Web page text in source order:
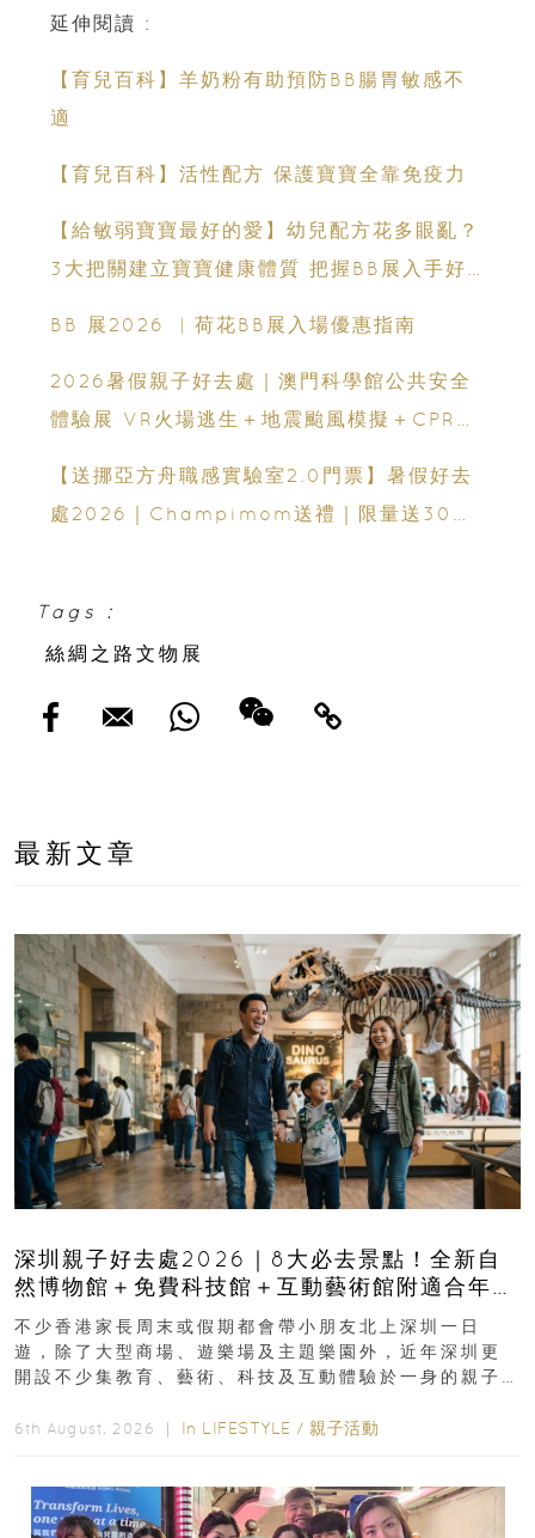
延伸閱讀 :
【育兒百科】羊奶粉有助預防BB腸胃敏感不
適
【育兒百科】活性配方 保護寶寶全靠免疫力
【給敏弱寶寶最好的愛】幼兒配方花多眼亂？
3大把關建立寶寶健康體質 把握BB展入手好
BB 展2026 ︳荷花BB展入場優惠指南
2026暑假親子好去處｜澳門科學館公共安全
體驗展 VR火場逃生＋地震颱風模擬＋CPR急
【送挪亞方舟職感實驗室2.0門票】暑假好去
處2026｜Champimom送禮｜限量送30套
Tags :
絲綢之路文物展
最新文章
深圳親子好去處2026｜8大必去景點！全新自
然博物館＋免費科技館＋互動藝術館附適合年
齡、交通、門票、開放時間
不少香港家長周末或假期都會帶小朋友北上深圳一日
遊，除了大型商場、遊樂場及主題樂園外，近年深圳更
開設不少集教育、藝術、科技及互動體驗於一身的親子
6th August, 2026 ｜ In LIFESTYLE / 親子活動